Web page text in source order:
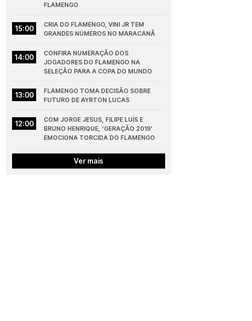
FLAMENGO
15:00
CRIA DO FLAMENGO, VINI JR TEM
GRANDES NÚMEROS NO MARACANÃ
14:00
CONFIRA NUMERAÇÃO DOS
JOGADORES DO FLAMENGO NA
SELEÇÃO PARA A COPA DO MUNDO
13:00
FLAMENGO TOMA DECISÃO SOBRE
FUTURO DE AYRTON LUCAS
12:00
COM JORGE JESUS, FILIPE LUÍS E
BRUNO HENRIQUE, ‘GERAÇÃO 2019’
EMOCIONA TORCIDA DO FLAMENGO
Ver mais